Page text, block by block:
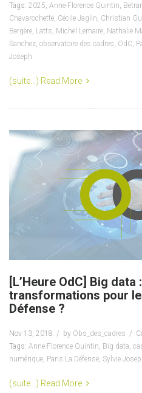
Tags: 2025 Anne-Florence Quintin
Chavarochette Cécile Jaglin Christian
Bergère Latts Michel Lemaire Nathalie
Sanchez observatoire des cadres OdC
Joseph
(suite…) Read More
[L’Heure OdC] Big data
transformations pour
Défense ?
Nov 13, 2018 by Obs_des_cadres
Tags: Anne-Florence Quintin, Big data,
numérique, Paris La Défense, Sylvie
(suite…) Read More